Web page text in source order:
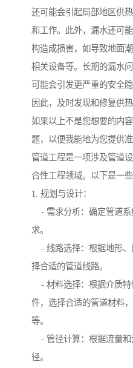
还可能会引起局部地区供
和工作。此外，漏水还可
构造成损害，如导致地面
相关设备等。长期的漏水
可能会引发更严重的安全
因此，及时发现和修复供
如果以上不是您想要的内
题，以便我能地为您提供准
管道工程是一项涉及管道
合性工程领域。以下是一
1. 规划与设计：
- 需求分析：确定管道系
求。
- 线路选择：根据地形、
择合适的管道线路。
- 材料选择：根据介质特
件，选择合适的管道材料
等。
- 管径计算：根据流量和
径。